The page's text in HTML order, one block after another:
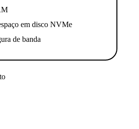
em disco NVMe
de banda